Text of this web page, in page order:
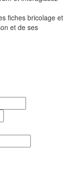
fiches bricolage et
et de ses